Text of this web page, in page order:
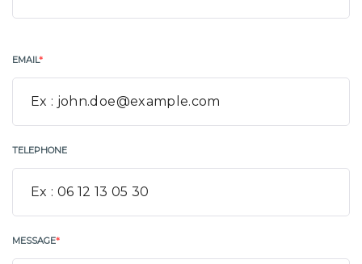
EMAIL*
TELEPHONE
MESSAGE*